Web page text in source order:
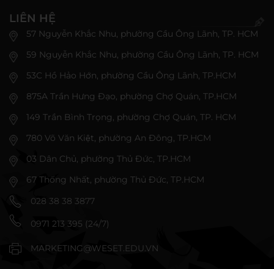
LIÊN HỆ
57 Nguyễn Khắc Nhu, phường Cầu Ông Lãnh, TP. HCM
59 Nguyễn Khắc Nhu, phường Cầu Ông Lãnh, TP. HCM
53C Hồ Hảo Hớn, phường Cầu Ông Lãnh, TP.HCM
875A Trần Hưng Đạo, phường Chợ Quán, TP.HCM
149 Trần Bình Trọng, phường Chợ Quán, TP. HCM
780 Võ Văn Kiệt, phường An Đông, TP.HCM
03 Dân Chủ, phường Thủ Đức, TP.HCM
67 Thống Nhất, phường Thủ Đức, TP.HCM
028 38 38 3877
0971 213 395 (24/7)
MARKETING@WESET.EDU.VN